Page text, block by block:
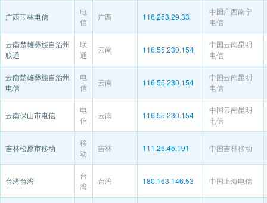
广西玉林电信
电
信
广西 116.253.29.33
中国广西南宁
电信
云南楚雄彝族自治州
联通
联
通
云南 116.55.230.154
中国云南昆明
电信
云南楚雄彝族自治州
电信
电
信
云南 116.55.230.154
中国云南昆明
电信
云南保山市电信
电
信
云南 116.55.230.154
中国云南昆明
电信
吉林松原市移动
移
动
吉林 111.26.45.191 中国吉林移动
台湾台湾
台
湾
台湾 180.163.146.53 中国上海电信